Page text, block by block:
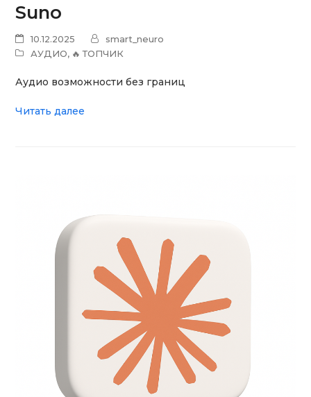
Suno
10.12.2025
smart_neuro
АУДИО, 🔥 ТОПЧИК
Аудио возможности без границ
Читать далее